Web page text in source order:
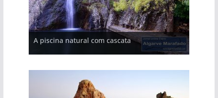
A piscina natural com cascata
A aldeia mais portuguesa de Portugal (com
vídeo)
As portas do rio Tejo (com vídeo)